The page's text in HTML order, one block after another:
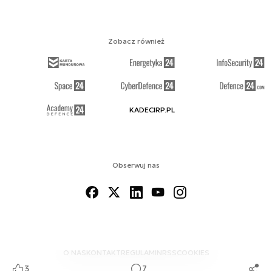
3 7
Obserwuj nas
O NAS KONTAKTREGULAMINRSS COOKIES
Zobacz również
KADECIRP.PL